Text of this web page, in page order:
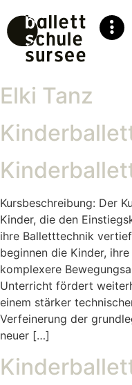
Elki Tanz
Kursbeschreibung: Der
Kinder, die den
ihre Balletttechnik
beginnen die Kinder,
komplexere
Unterricht fördert
einem stärker
Verfeinerung der
neuer […]